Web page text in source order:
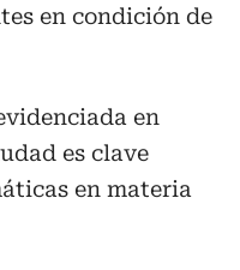
en condición de
en
es clave
en materia